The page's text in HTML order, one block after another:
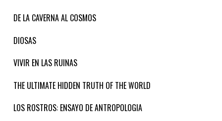
DE LA CAVERNA AL COSMOS
DIOSAS
VIVIR EN LAS RUINAS
THE ULTIMATE HIDDEN TRUTH OF THE WORLD
LOS ROSTROS: ENSAYO DE ANTROPOLOGIA